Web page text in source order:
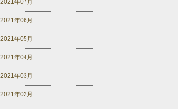
2021年07月
2021年06月
2021年05月
2021年04月
2021年03月
2021年02月